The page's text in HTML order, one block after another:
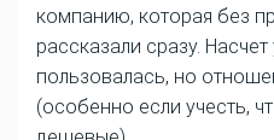
компанию, которая без
рассказали сразу.
пользовалась, но
(особенно если учесть,